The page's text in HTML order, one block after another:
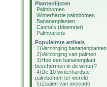
Plantenlijsten
Palmbomen
Winterharde palmbomen
Bananenplanten
Canna's (bloemriet)
Palmvarens
Populairste artikels
1)Verzorging bananenplanten
2)Verzorging van palmen
3)Hoe een bananenplant
beschermen in de winter?
4)De 10 winterhardste
palmbomen ter wereld
5)Zaaien van avocado